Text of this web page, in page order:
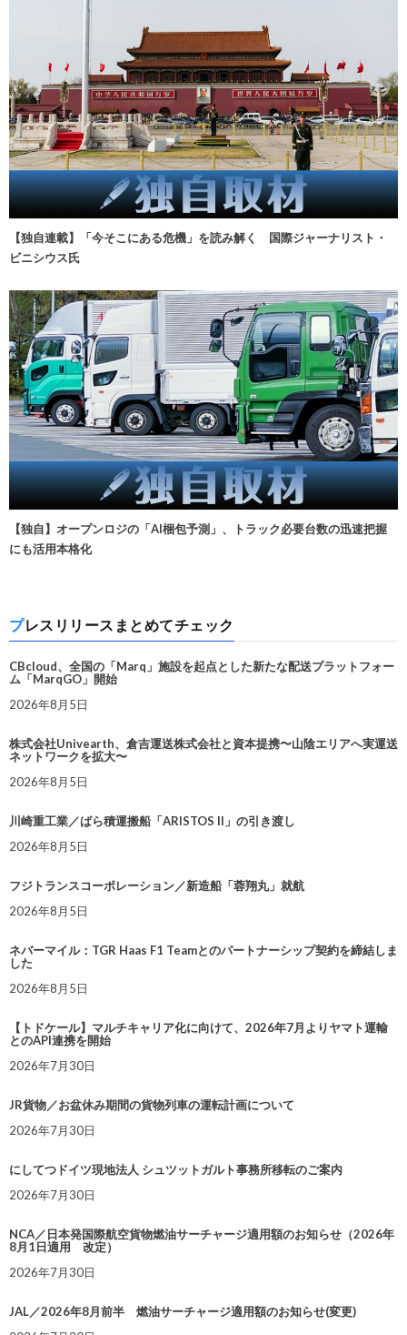
【独自連載】「今そこにある危機」を読み解く 国際ジャーナリスト・
ビニシウス氏
【独自】オープンロジの「AI梱包予測」、トラック必要台数の迅速把握
にも活用本格化
プレスリリースまとめてチェック
CBcloud、全国の「Marq」施設を起点とした新たな配送プラットフォー
ム「MarqGO」開始
2026年8月5日
株式会社Univearth、倉吉運送株式会社と資本提携〜山陰エリアへ実運送
ネットワークを拡大〜
2026年8月5日
川崎重工業／ばら積運搬船「ARISTOS II」の引き渡し
2026年8月5日
フジトランスコーポレーション／新造船「蓉翔丸」就航
2026年8月5日
ネバーマイル：TGR Haas F1 Teamとのパートナーシップ契約を締結しま
した
2026年8月5日
【トドケール】マルチキャリア化に向けて、2026年7月よりヤマト運輸
とのAPI連携を開始
2026年7月30日
JR貨物／お盆休み期間の貨物列車の運転計画について
2026年7月30日
にしてつドイツ現地法人 シュツットガルト事務所移転のご案内
2026年7月30日
NCA／日本発国際航空貨物燃油サーチャージ適用額のお知らせ（2026年
8月1日適用 改定）
2026年7月30日
JAL／2026年8月前半 燃油サーチャージ適用額のお知らせ(変更)